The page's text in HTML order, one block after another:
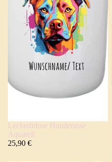
Leckerlidose Hunderasse
Aquarell
25,90 €